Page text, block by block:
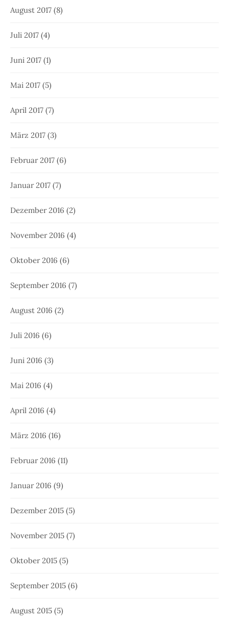
August 2017 (8)
Juli 2017 (4)
Juni 2017 (1)
Mai 2017 (5)
April 2017 (7)
März 2017 (3)
Februar 2017 (6)
Januar 2017 (7)
Dezember 2016 (2)
November 2016 (4)
Oktober 2016 (6)
September 2016 (7)
August 2016 (2)
Juli 2016 (6)
Juni 2016 (3)
Mai 2016 (4)
April 2016 (4)
März 2016 (16)
Februar 2016 (11)
Januar 2016 (9)
Dezember 2015 (5)
November 2015 (7)
Oktober 2015 (5)
September 2015 (6)
August 2015 (5)